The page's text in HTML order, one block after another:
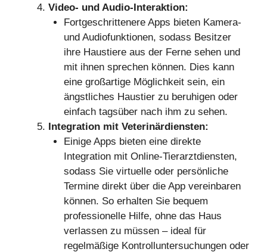
Video- und Audio-Interaktion:
Fortgeschrittenere Apps bieten Kamera-
und Audiofunktionen, sodass Besitzer
ihre Haustiere aus der Ferne sehen und
mit ihnen sprechen können. Dies kann
eine großartige Möglichkeit sein, ein
ängstliches Haustier zu beruhigen oder
einfach tagsüber nach ihm zu sehen.
Integration mit Veterinärdiensten:
Einige Apps bieten eine direkte
Integration mit Online-Tierarztdiensten,
sodass Sie virtuelle oder persönliche
Termine direkt über die App vereinbaren
können. So erhalten Sie bequem
professionelle Hilfe, ohne das Haus
verlassen zu müssen – ideal für
regelmäßige Kontrolluntersuchungen oder